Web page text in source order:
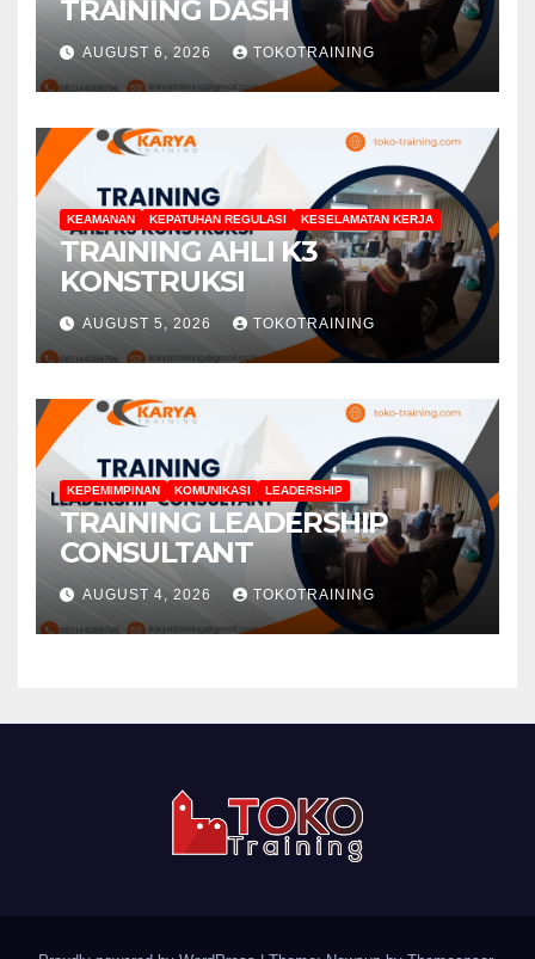
TRAINING DASH
AUGUST 6, 2026 TOKOTRAINING
KEAMANAN KEPATUHAN REGULASI KESELAMATAN KERJA
TRAINING AHLI K3
KONSTRUKSI
AUGUST 5, 2026 TOKOTRAINING
KEPEMIMPINAN KOMUNIKASI LEADERSHIP
TRAINING LEADERSHIP
CONSULTANT
AUGUST 4, 2026 TOKOTRAINING